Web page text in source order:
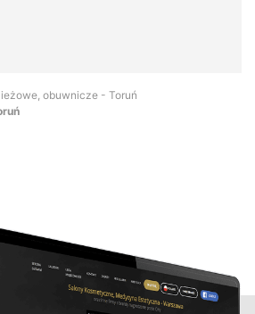
obuwnicze - Toruń